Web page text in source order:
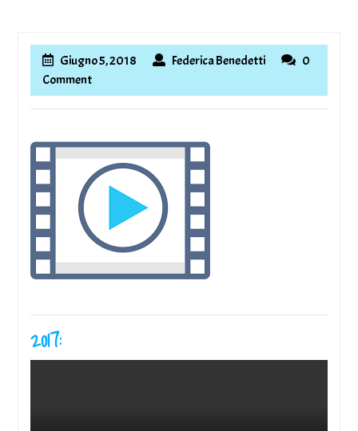
Giugno 5, 2018 Giugno
2018
Federica BenedettiFederica0
Comment
2017: